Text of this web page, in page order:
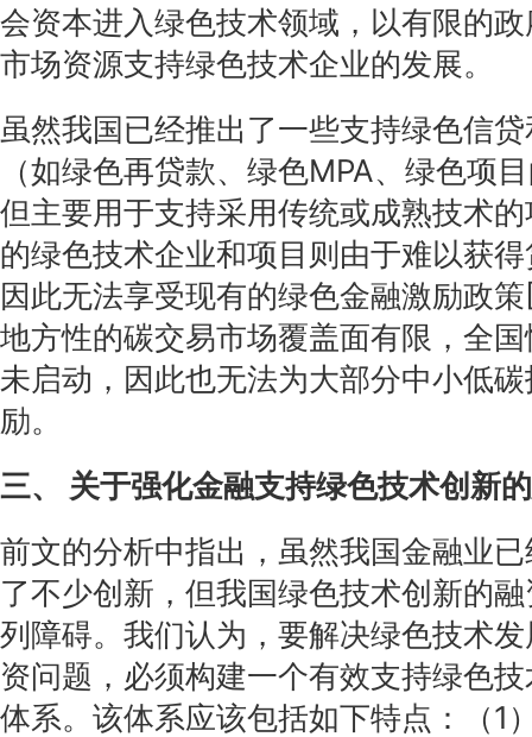
会资本进入绿色技术领域，以有限的
市场资源支持绿色技术企业的发展。
虽然我国已经推出了一些支持绿色信
（如绿色再贷款、绿色MPA、绿色项
但主要用于支持采用传统或成熟技术
的绿色技术企业和项目则由于难以获
因此无法享受现有的绿色金融激励政
地方性的碳交易市场覆盖面有限，全
未启动，因此也无法为大部分中小低
励。
三、 关于强化金融支持绿色技术创新
前文的分析中指出，虽然我国金融业
了不少创新，但我国绿色技术创新的
列障碍。我们认为，要解决绿色技术
资问题，必须构建一个有效支持绿色
体系。该体系应该包括如下特点：（1